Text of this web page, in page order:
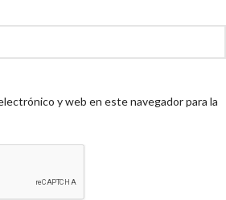
y web en este navegador para la